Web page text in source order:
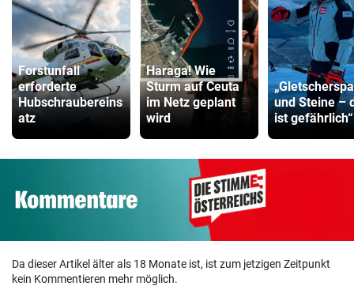
Forstunfall
erforderte
Hubschraubereins
atz
Haraga! Wie
Sturm auf Ceuta
im Netz geplant
wird
und Steine –
ist gefährlich“
Da dieser Artikel älter als 18 Monate ist, ist zum jetzigen Zeitpunkt
kein Kommentieren mehr möglich.